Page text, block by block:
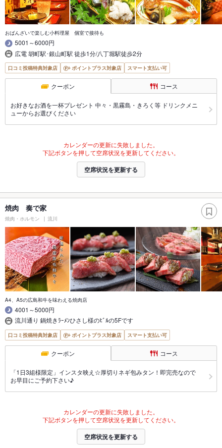
おばんざいで楽しむ小料理屋 個室で接待も
5001～6000円
広電 胡町駅･銀山町駅 徒歩1分/八丁堀駅徒歩2分
口コミ投稿特典対象店 ポイントプラス対象店 スマート支払い可
クーポン コース
お好きなお酒を一杯プレゼント 中々・黒霧島・きろく等 ドリンクメニ
ューからお選びください
カレンダーの更新に失敗しました。
下記ボタンを押して空席状況を更新してください。
空席状況を更新する
焼肉 奏で家
焼肉・ホルモン 流川
A4、A5の広島和牛を味わえる焼肉店
4001～5000円
流川通り 鍋焼きﾗｰﾒﾝひさし様のﾋﾞﾙの5Fです
口コミ投稿特典対象店 ポイントプラス対象店 スマート支払い可
クーポン コース
「1日3組様限定」インスタ映え☆厚切りネギ包みタン！即完売なので
お早目にご予約下さい♪
カレンダーの更新に失敗しました。
下記ボタンを押して空席状況を更新してください。
空席状況を更新する